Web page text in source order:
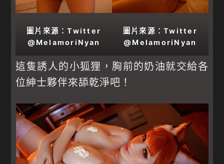
圖片來源：Twitter
@MelamoriNyan
圖片來源：Twitter
@MelamoriNyan
這隻誘人的小狐狸，胸前的奶油就交給各
位紳士夥伴來舔乾淨吧！